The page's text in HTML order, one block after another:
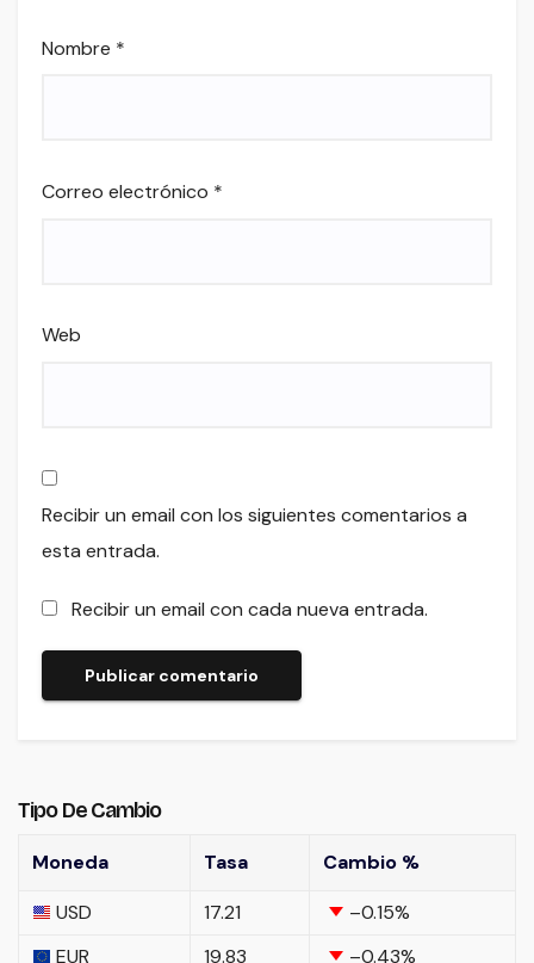
Nombre *
Correo electrónico *
Web
Recibir un email con los siguientes comentarios a
esta entrada.
Recibir un email con cada nueva entrada.
Tipo De Cambio
Moneda Tasa
Cambio %
USD
17.21 –0.15%
EUR
19.83 –0.43%